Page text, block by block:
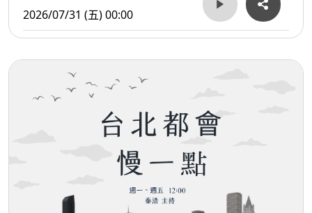
2026/07/31 (五) 00:00